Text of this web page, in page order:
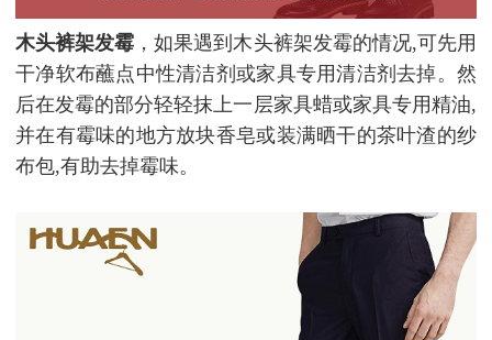
木头裤架发霉 ，如果遇到木头裤架发霉的情况,可先用
干净软布蘸点中性清洁剂或家具专用清洁剂去掉。然
后在发霉的部分轻轻抹上一层家具蜡或家具专用精油,
并在有霉味的地方放块香皂或装满晒干的茶叶渣的纱
布包,有助去掉霉味。